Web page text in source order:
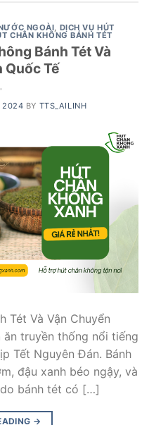
NGOÀI DỊCH VỤ HÚT
CHÂN KHÔNG BÁNH TÉT
Bánh Tét Và
Quốc Tế
2024 BY TTS_AILINH
Tét Và Vận Chuyển
ăn truyền thống nổi tiếng
Tết Nguyên Đán. Bánh
đậu xanh béo ngậy, và
bánh tét có […]
→